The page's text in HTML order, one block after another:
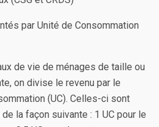
par Unité de Consommation
de vie de ménages de taille ou
on divise le revenu par le
(UC). Celles-ci sont
la façon suivante : 1 UC pour le